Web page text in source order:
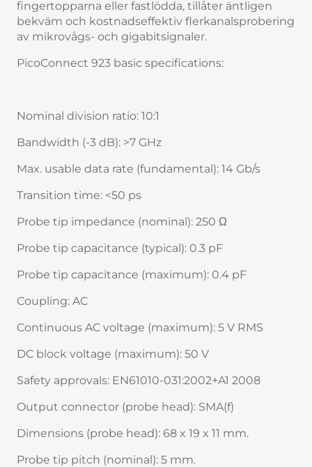
fingertopparna eller fastlödda, tillåter äntligen
bekväm och kostnadseffektiv flerkanalsprobering
av mikrovågs- och gigabitsignaler.
PicoConnect 923 basic specifications:
Nominal division ratio: 10:1
Bandwidth (-3 dB): >7 GHz
Max. usable data rate (fundamental): 14 Gb/s
Transition time: <50 ps
Probe tip impedance (nominal): 250 Ω
Probe tip capacitance (typical): 0.3 pF
Probe tip capacitance (maximum): 0.4 pF
Coupling: AC
Continuous AC voltage (maximum): 5 V RMS
DC block voltage (maximum): 50 V
Safety approvals: EN61010-031:2002+A1 2008
Output connector (probe head): SMA(f)
Dimensions (probe head): 68 x 19 x 11 mm.
Probe tip pitch (nominal): 5 mm.